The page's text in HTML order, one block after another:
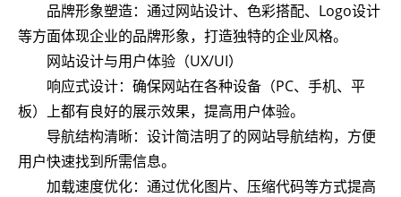
品牌形象塑造：通过网站设计、色彩搭配、Logo设计
等方面体现企业的品牌形象，打造独特的企业风格。
网站设计与用户体验（UX/UI）
响应式设计：确保网站在各种设备（PC、手机、平
板）上都有良好的展示效果，提高用户体验。
导航结构清晰：设计简洁明了的网站导航结构，方便
用户快速找到所需信息。
加载速度优化：通过优化图片、压缩代码等方式提高